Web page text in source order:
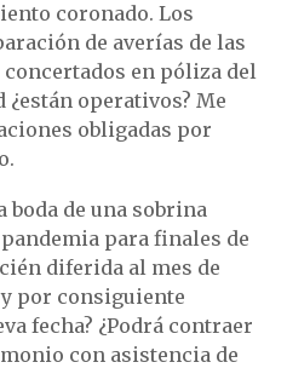
coronado. Los
de averías de las
en póliza del
operativos? Me
obligadas por
boda de una sobrina
para finales de
diferida al mes de
por consiguiente
fecha? ¿Podrá contraer
con asistencia de